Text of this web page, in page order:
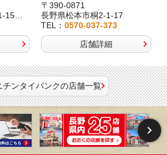
ル1F
〒390-0871
長野県松本市桐2-1-17
TEL：0570-037-373
店舗詳細
チンタイバンクの店舗一覧